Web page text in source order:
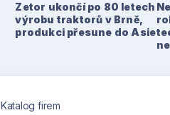
Zetor ukončí po 80 letech
výrobu traktorů v Brně,
produkci přesune do Asie
Katalog firem